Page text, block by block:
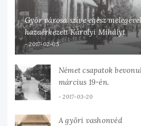
Győr városa szíve egész
hazaérkezett Károlyi Mihályt
2017-02-05
Német csapatok
március 19-én.
2017-03-20
A győri vashonvéd